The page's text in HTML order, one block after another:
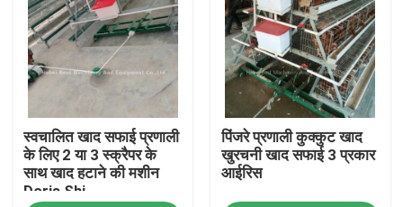
उत्पाद
हमारे बारे में
फैक्टरी यात्रा
गुणवत्ता नियंत्रण
स्वचालित खाद सफाई प्रणाली
के लिए 2 या 3 स्क्रैपर के
साथ खाद हटाने की मशीन
Doris Shi
पिंजरे प्रणाली कुक्कुट खाद
खुरचनी खाद सफाई 3 प्रकार
आईरिस